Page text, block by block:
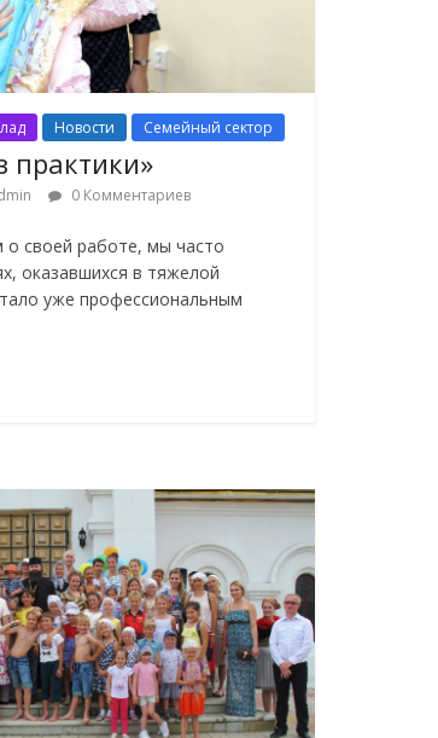
Новости Семейный сектор
практики»
0 Комментариев
о своей работе, мы часто
оказавшихся в тяжелой
уже профессиональным